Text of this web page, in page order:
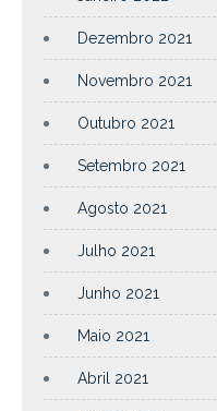
Dezembro 2021
Novembro 2021
Outubro 2021
Setembro 2021
Agosto 2021
Julho 2021
Junho 2021
Maio 2021
Abril 2021